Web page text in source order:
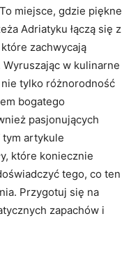
miejsce, gdzie piękne
Adriatyku łączą się z
zachwycają
Wyruszając w kulinarne
tylko różnorodność
bogatego
pasjonujących
artykule
które koniecznie
tego, co ten
Przygotuj się na
zapachów i